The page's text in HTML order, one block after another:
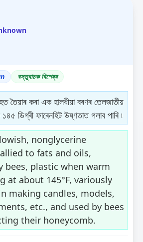
বস্তুবাচক বিশেষ্য
তৈয়াৰ কৰা এক হালধীয়া বৰণৰ তেলজাতীয়
১৪৫ ডিগ্ৰী ফাৰেনহিট উষ্ণতাত গলাব পাৰি ৷
nonglycerine
to fats and oils,
bees, plastic when warm
at about 145°F, variously
making candles, models,
etc., and used by bees
their honeycomb.